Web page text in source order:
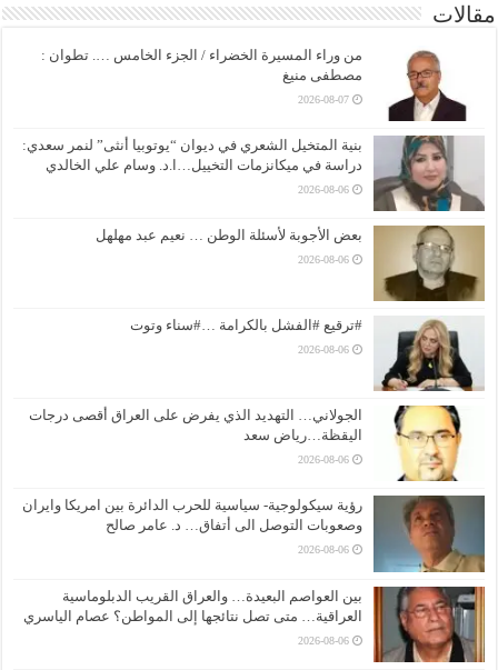
مقالات
من وراء المسيرة الخضراء / الجزء الخامس …. تطوان :
مصطفى منيغ
2026-08-07
بنية المتخيل الشعري في ديوان “يوتوبيا أنثى” لنمر سعدي:
دراسة في ميكانزمات التخييل…ا.د. وسام علي الخالدي
2026-08-06
بعض الأجوبة لأسئلة الوطن … نعيم عبد مهلهل
2026-08-06
#ترقيع #الفشل بالكرامة …#سناء وتوت
2026-08-06
الجولاني… التهديد الذي يفرض على العراق أقصى درجات
اليقظة…رياض سعد
2026-08-06
رؤية سيكولوجية- سياسية للحرب الدائرة بين امريكا وايران
وصعوبات التوصل الى أتفاق… د. عامر صالح
2026-08-06
بين العواصم البعيدة… والعراق القريب الدبلوماسية
العراقية… متى تصل نتائجها إلى المواطن؟ عصام الياسري
2026-08-06